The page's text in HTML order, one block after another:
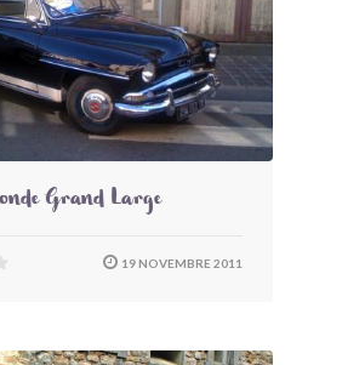
Grand Large
19 NOVEMBRE 2011